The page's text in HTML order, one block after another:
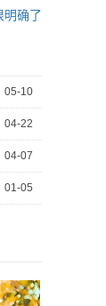
明确了
05-10
04-22
04-07
01-05